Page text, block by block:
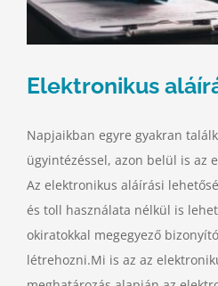
Elektronikus
Napjaikban egyre gyakran
ügyintézéssel, azon belül is az
Az elektronikus aláírási
és toll használata nélkül is
okiratokkal megegyező
létrehozni.Mi is az az